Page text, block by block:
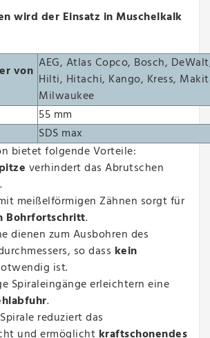
wird der Einsatz in Muschelkalk
von AEG, Atlas Copco, Bosch,
Hilti, Hitachi, Kango, Kress,
Milwaukee
55 mm
SDS max
bietet folgende Vorteile:
verhindert das Abrutschen
meißelförmigen Zähnen sorgt für
Bohrfortschritt.
dienen zum Ausbohren des
so dass kein
ist.
Spiraleingänge erleichtern eine
.
reduziert das